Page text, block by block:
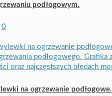
podłogowym.
0
na ogrzewanie podłogowe.